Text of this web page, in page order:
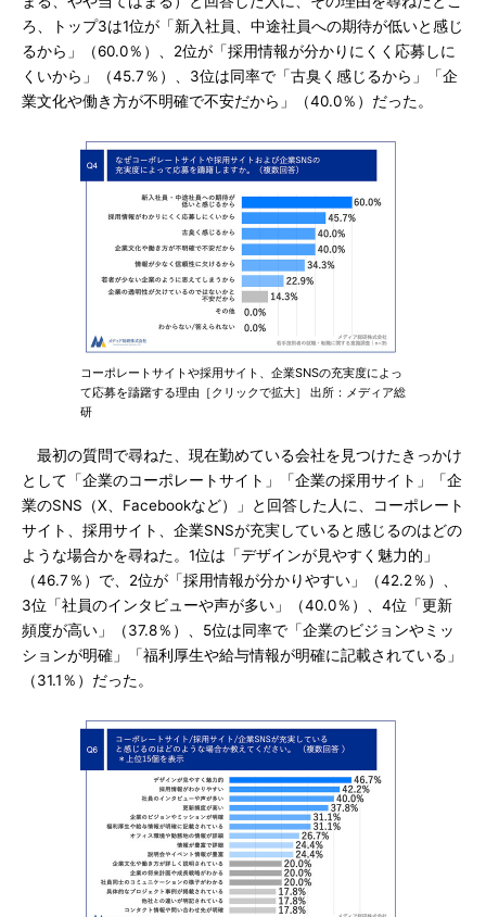
ろ、トップ3は1位が「新入社員、中途社員への期待が低いと感じ
るから」（60.0％）、2位が「採用情報が分かりにくく応募しに
くいから」（45.7％）、3位は同率で「古臭く感じるから」「企
業文化や働き方が不明確で不安だから」（40.0％）だった。
コーポレートサイトや採用サイト、企業SNSの充実度によっ
て応募を躊躇する理由［クリックで拡大］ 出所：メディア総
研
最初の質問で尋ねた、現在勤めている会社を見つけたきっかけ
として「企業のコーポレートサイト」「企業の採用サイト」「企
業のSNS（X、Facebookなど）」と回答した人に、コーポレート
サイト、採用サイト、企業SNSが充実していると感じるのはどの
ような場合かを尋ねた。1位は「デザインが見やすく魅力的」
（46.7％）で、2位が「採用情報が分かりやすい」（42.2％）、
3位「社員のインタビューや声が多い」（40.0％）、4位「更新
頻度が高い」（37.8％）、5位は同率で「企業のビジョンやミッ
ションが明確」「福利厚生や給与情報が明確に記載されている」
（31.1％）だった。